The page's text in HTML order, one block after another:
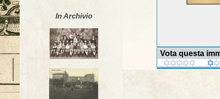
In Archivio
Vota questa